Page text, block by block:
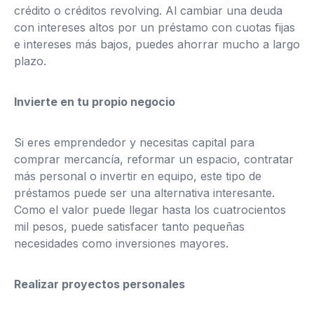
crédito o créditos revolving. Al cambiar una deuda
con intereses altos por un préstamo con cuotas fijas
e intereses más bajos, puedes ahorrar mucho a largo
plazo.
Invierte en tu propio negocio
Si eres emprendedor y necesitas capital para
comprar mercancía, reformar un espacio, contratar
más personal o invertir en equipo, este tipo de
préstamos puede ser una alternativa interesante.
Como el valor puede llegar hasta los cuatrocientos
mil pesos, puede satisfacer tanto pequeñas
necesidades como inversiones mayores.
Realizar proyectos personales